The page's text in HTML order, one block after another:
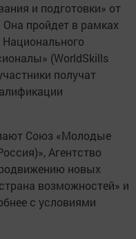
и подготовки» от
пройдет в рамках
(WorldSkills
получат
Союз «Молодые
Агентство
новых
возможностей» и
с условиями